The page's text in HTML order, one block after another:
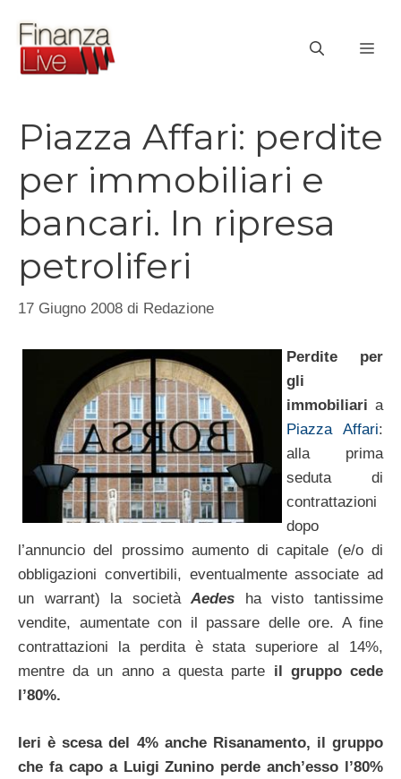
contenuto
Piazza Affari: perdite
per immobiliari e
bancari. In ripresa
petroliferi
17 Giugno 2008 di Redazione
Perdite per
gli
immobiliari a
Piazza Affari:
alla prima
seduta di
contrattazioni
dopo
l’annuncio del prossimo aumento di capitale (e/o di
obbligazioni convertibili, eventualmente associate ad
un warrant) la societàAedesha visto tantissime
vendite, aumentate con il passare delle ore. A fine
contrattazioni la perdita è stata superiore al 14%,
mentre da un anno a questa parte il gruppo cede
l’80%.
Ieri è scesa del 4% anche Risanamento, il gruppo
che fa capo a Luigi Zunino perde anch’esso l’80%